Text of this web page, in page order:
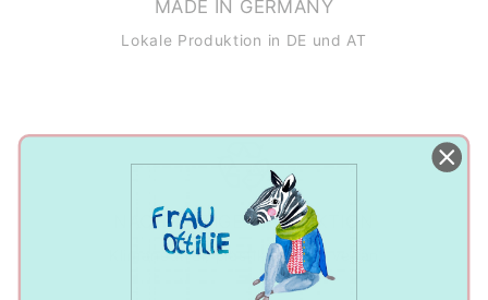
MADE IN GERMANY
Lokale Produktion in DE und AT
NACHHALTIGE PRODUKTION
Klimaneutral, plastikfrei und vegan